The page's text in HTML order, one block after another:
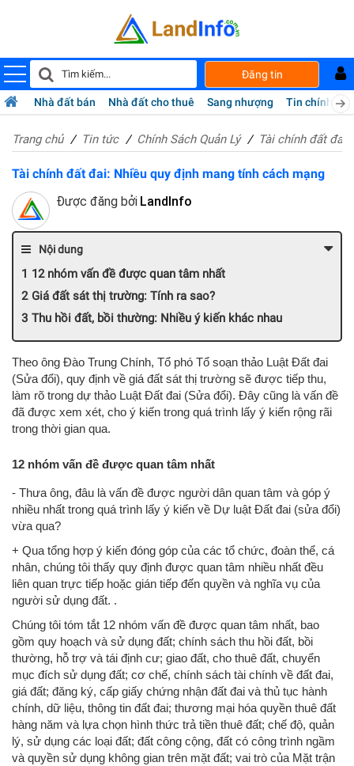
Đăng tin
Nhà đất bán Nhà đất cho thuê Sang nhượng Tin chính chủ
Trang chủ Tin tức Chính Sách Quản Lý Tài chính đất
Tài chính đất đai: Nhiều quy định mang tính cách mạng
Được đăng bởi LandInfo
Nội dung
12 nhóm vấn đề được quan tâm nhất
Giá đất sát thị trường: Tính ra sao?
Thu hồi đất, bồi thường: Nhiều ý kiến khác nhau
Theo ông Đào Trung Chính, Tổ phó Tổ soạn thảo Luật Đất đai
(Sửa đổi), quy định về giá đất sát thị trường sẽ được tiếp thu,
làm rõ trong dự thảo Luật Đất đai (Sửa đổi). Đây cũng là vấn đề
đã được xem xét, cho ý kiến ​​trong quá trình lấy ý kiến ​​rộng rãi
trong thời gian qua.
12 nhóm vấn đề được quan tâm nhất
- Thưa ông, đâu là vấn đề được người dân quan tâm và góp ý
nhiều nhất trong quá trình lấy ý kiến ​​về Dự luật Đất đai (sửa đổi)
vừa qua?
+ Qua tổng hợp ý kiến ​​đóng góp của các tổ chức, đoàn thể, cá
nhân, chúng tôi thấy quy định được quan tâm nhiều nhất đều
liên quan trực tiếp hoặc gián tiếp đến quyền và nghĩa vụ của
người sử dụng đất. .
Chúng tôi tóm tắt 12 nhóm vấn đề được quan tâm nhất, bao
gồm quy hoạch và sử dụng đất; chính sách thu hồi đất, bồi
thường, hỗ trợ và tái định cư; giao đất, cho thuê đất, chuyển
mục đích sử dụng đất; cơ chế, chính sách tài chính về đất đai,
giá đất; đăng ký, cấp giấy chứng nhận đất đai và thủ tục hành
chính, dữ liệu, thông tin đất đai; thương mại hóa quyền thuê đất
hàng năm và lựa chọn hình thức trả tiền thuê đất; chế độ, quản
lý, sử dụng các loại đất; đất công cộng, đất có công trình ngầm
và quyền sử dụng không gian trên mặt đất; vai trò của Mặt trận